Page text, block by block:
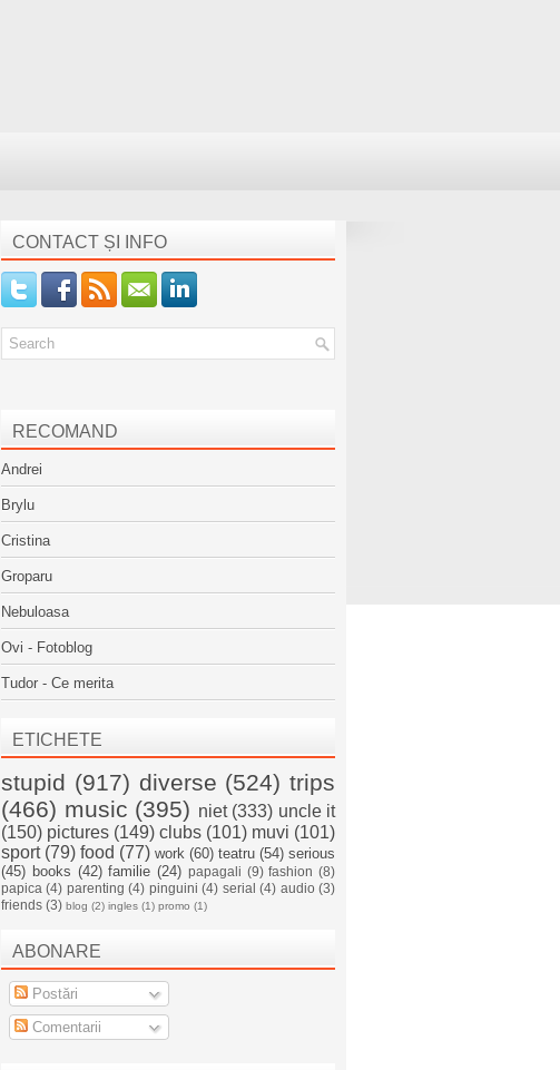
CONTACT ȘI INFO
RECOMAND
Andrei
Brylu
Cristina
Groparu
Nebuloasa
Ovi - Fotoblog
Tudor - Ce merita
ETICHETE
stupid (917) diverse (524) trips
(466) music (395) niet (333) uncle it
(150) pictures (149) clubs (101) muvi (101)
sport (79) food (77) work (60) teatru (54) serious
(45) books (42) familie (24) papagali (9) fashion (8)
papica (4) parenting (4) pinguini (4) serial (4) audio (3)
friends (3) blog (2) ingles (1) promo (1)
ABONARE
Postări
Comentarii